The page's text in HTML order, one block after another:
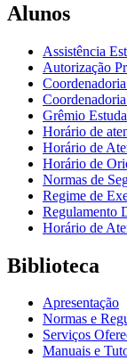
Alunos
Assistência
Autorização
Grêmio
Horário de
Horário de
Horário de
Normas de
Regime de
Regulamento
Horário de
Biblioteca
Apresentação
Normas e
Serviços
Manuais e